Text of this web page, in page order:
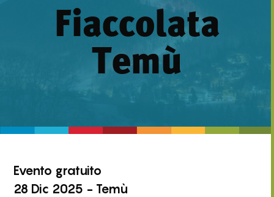
Fiaccolata
Temù
Evento gratuito
28 Dic 2025 - Temù